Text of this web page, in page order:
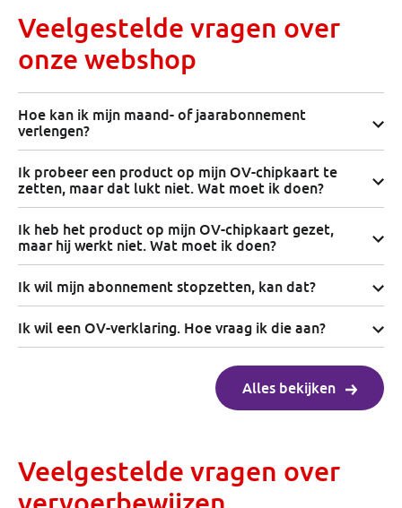
Veelgestelde vragen over
onze webshop
Hoe kan ik mijn maand- of jaarabonnement
verlengen?
Ik probeer een product op mijn OV-chipkaart te
zetten, maar dat lukt niet. Wat moet ik doen?
Ik heb het product op mijn OV-chipkaart gezet,
maar hij werkt niet. Wat moet ik doen?
Ik wil mijn abonnement stopzetten, kan dat?
Ik wil een OV-verklaring. Hoe vraag ik die aan?
Alles bekijken
Veelgestelde vragen over